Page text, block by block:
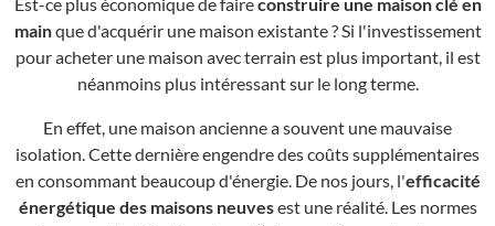
mainque d'acquérir une maison existante ? Si l'investissement
pour acheter une maison avec terrain est plus important, il est
néanmoins plus intéressant sur le long terme.
En effet, une maison ancienne a souvent une mauvaise
isolation. Cette dernière engendre des coûts supplémentaires
en consommant beaucoup d'énergie. De nos jours, l'efficacité
énergétique des maisons neuvesest une réalité. Les normes